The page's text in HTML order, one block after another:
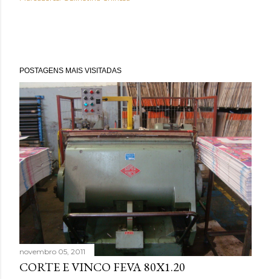
POSTAGENS MAIS VISITADAS
novembro 05, 2011
CORTE E VINCO FEVA 80X1.20